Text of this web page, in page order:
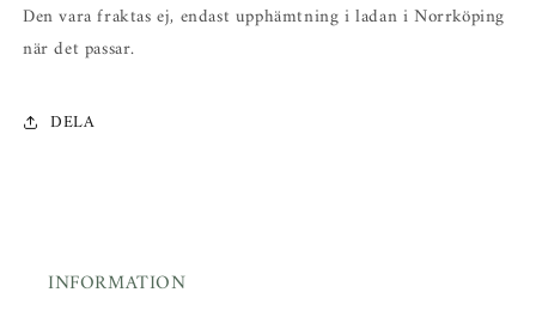
Den vara fraktas ej, endast upphämtning i ladan i Norrköping
när det passar.
DELA
INFORMATION